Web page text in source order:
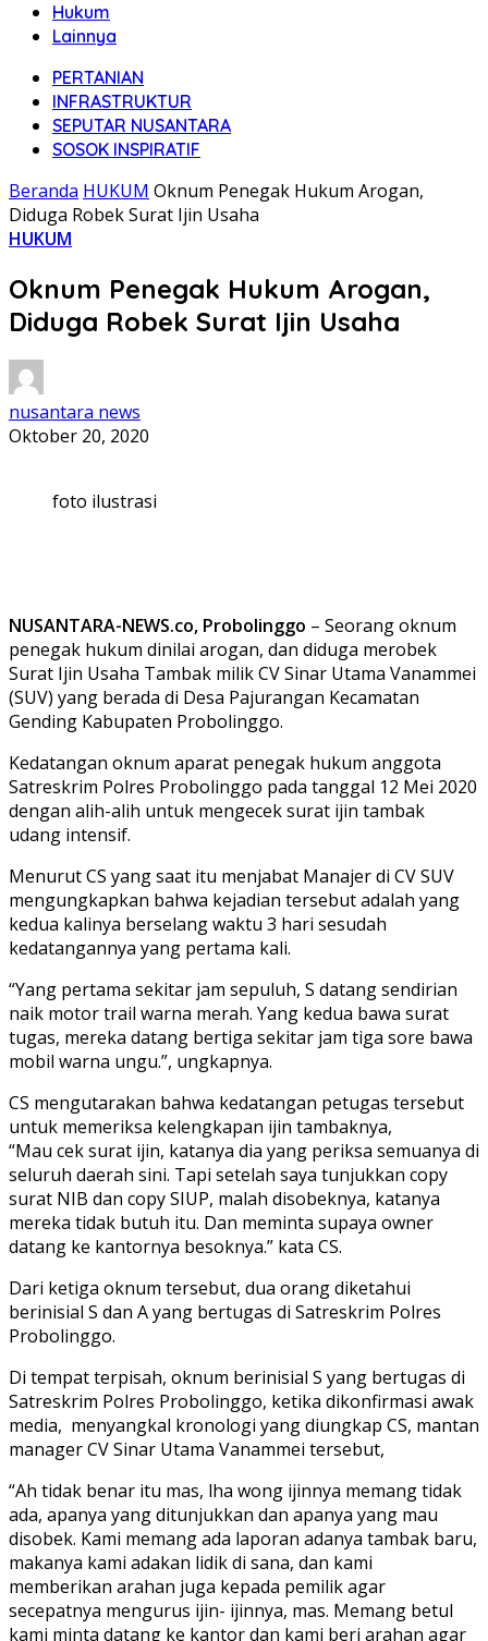
Hukum
Lainnya
PERTANIAN
INFRASTRUKTUR
SEPUTAR NUSANTARA
SOSOK INSPIRATIF
Beranda HUKUM Oknum Penegak Hukum Arogan,
Diduga Robek Surat Ijin Usaha
HUKUM
Oknum Penegak Hukum Arogan,
Diduga Robek Surat Ijin Usaha
nusantara news
Oktober 20, 2020
foto ilustrasi
NUSANTARA-NEWS.co, Probolinggo – Seorang oknum
penegak hukum dinilai arogan, dan diduga merobek
Surat Ijin Usaha Tambak milik CV Sinar Utama Vanammei
(SUV) yang berada di Desa Pajurangan Kecamatan
Gending Kabupaten Probolinggo.
Kedatangan oknum aparat penegak hukum anggota
Satreskrim Polres Probolinggo pada tanggal 12 Mei 2020
dengan alih-alih untuk mengecek surat ijin tambak
udang intensif.
Menurut CS yang saat itu menjabat Manajer di CV SUV
mengungkapkan bahwa kejadian tersebut adalah yang
kedua kalinya berselang waktu 3 hari sesudah
kedatangannya yang pertama kali.
“Yang pertama sekitar jam sepuluh, S datang sendirian
naik motor trail warna merah. Yang kedua bawa surat
tugas, mereka datang bertiga sekitar jam tiga sore bawa
mobil warna ungu.”, ungkapnya.
CS mengutarakan bahwa kedatangan petugas tersebut
untuk memeriksa kelengkapan ijin tambaknya,
“Mau cek surat ijin, katanya dia yang periksa semuanya di
seluruh daerah sini. Tapi setelah saya tunjukkan copy
surat NIB dan copy SIUP, malah disobeknya, katanya
mereka tidak butuh itu. Dan meminta supaya owner
datang ke kantornya besoknya.” kata CS.
Dari ketiga oknum tersebut, dua orang diketahui
berinisial S dan A yang bertugas di Satreskrim Polres
Probolinggo.
Di tempat terpisah, oknum berinisial S yang bertugas di
Satreskrim Polres Probolinggo, ketika dikonfirmasi awak
media, menyangkal kronologi yang diungkap CS, mantan
manager CV Sinar Utama Vanammei tersebut,
“Ah tidak benar itu mas, lha wong ijinnya memang tidak
ada, apanya yang ditunjukkan dan apanya yang mau
disobek. Kami memang ada laporan adanya tambak baru,
makanya kami adakan lidik di sana, dan kami
memberikan arahan juga kepada pemilik agar
secepatnya mengurus ijin- ijinnya, mas. Memang betul
kami minta datang ke kantor dan kami beri arahan agar